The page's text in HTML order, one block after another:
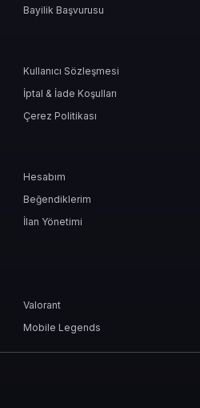
4999 Frost Star
adresine hızlı şekilde iletilir
giriş yap
işlemi tamamla
yüklendikten sonra içeriklerini
gelen oyunlarda stok garantisi
gelişimini hızlandır, stilini ortaya koy
Bayilik Başvurusu
Kullanıcı Sözleşmesi
İptal & İade Koşulları
Çerez Politikası
Hesabım
Beğendiklerim
İlan Yönetimi
Valorant
Mobile Legends